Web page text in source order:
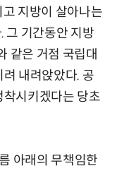
지방이 살아나는
그 기간동안 지방
같은 거점 국립대
내려앉았다. 공
시키겠다는 당초
아래의 무책임한